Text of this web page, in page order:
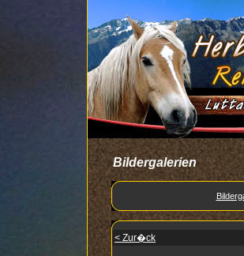
Bildergalerien
< Zur�ck